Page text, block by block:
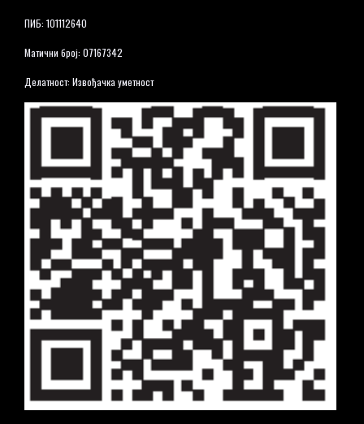
ПИБ: 101112640
Матични број: 07167342
Делатност: Извођачка уметност